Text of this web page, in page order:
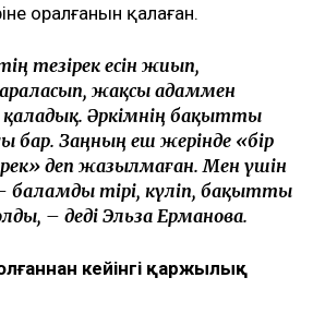
оралғанын қалаған.
тезірек есін жиып,
жақсы адаммен
Әркімнің бақытты
бар. Заңның еш жерінде «бір
деп жазылмаған. Мен үшін
баламды тірі, күліп, бақытты
– деді Эльза Ерманова.
кейінгі қаржылық